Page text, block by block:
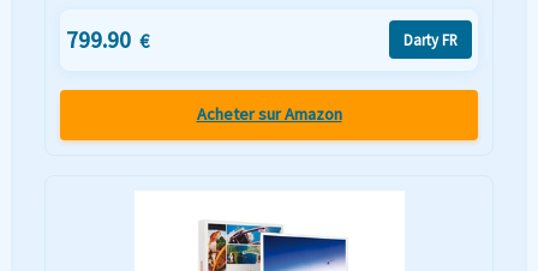
799.90 € Darty FR
Acheter sur Amazon